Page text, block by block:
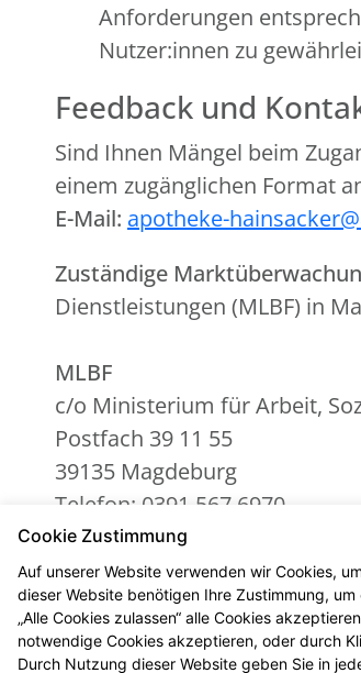
Anforderungen
Nutzer:innen zu
Feedback und
Sind Ihnen Mängel beim
einem zugänglichen Format
E-Mail: apotheke-
Zuständige
Dienstleistungen (MLBF) in
MLBF
c/o Ministerium für Arbeit,
Postfach 39 11 55
39135 Magdeburg
Telefon: 0391 567 6970
E-Mail:MLBF@ms.sachsen-
Website:
Cookie Zustimmung
Auf unserer Website verwenden wir Cookies,
dieser Website benötigen Ihre Zustimmung,
„Alle Cookies zulassen“ alle Cookies
notwendige Cookies akzeptieren, oder durch
Durch Nutzung dieser Website geben Sie in